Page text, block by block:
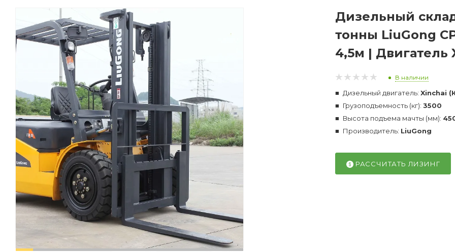
Дизельный
тонны LiuGong
4,5м | Двигатель
В наличии
Дизельный двигатель: Xinchai
Грузоподъемность (кг): 3500
Высота подъема мачты (мм):
Производитель: LiuGong
РАССЧИТАТЬ ЛИЗИНГ